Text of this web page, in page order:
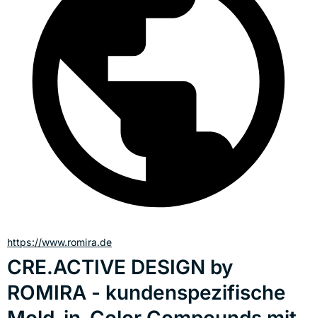
https://www.romira.de
CRE.ACTIVE DESIGN by
ROMIRA - kundenspezifische